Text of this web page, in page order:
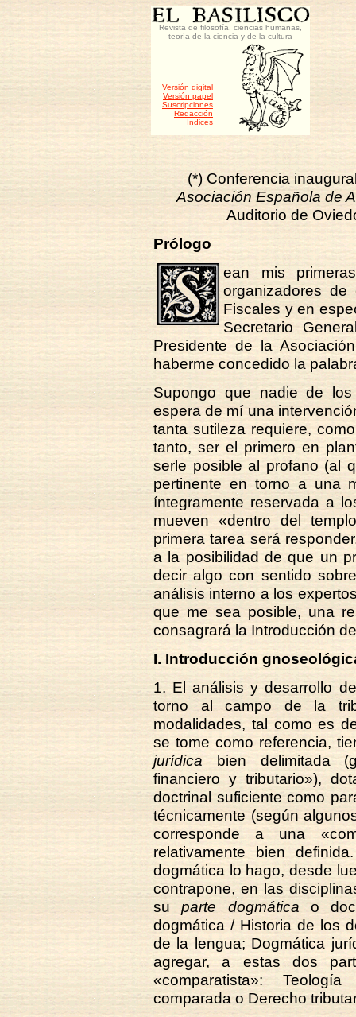
Revista de filosofía, ciencias humanas,
teoría de la ciencia y de la cultura
Versión digital
Versión papel
Suscripciones
Redacción
Índices
(*) Conferencia
Asociación Española de
Auditorio de
Prólogo
ean mis
organizadores de
Fiscales y en
Secretario
Presidente de la
haberme concedido la
Supongo que nadie de
espera de mí una
tanta sutileza requiere,
tanto, ser el primero en
serle posible al profano (al
pertinente en torno a una
íntegramente reservada a
mueven «dentro del
primera tarea será
a la posibilidad de que un
decir algo con sentido
análisis interno a los
que me sea posible, una
consagrará la Introducción
I. Introducción
1. El análisis y desarrollo
torno al campo de la
modalidades, tal como es
se tome como referencia,
jurídica bien delimitada
financiero y tributario»),
doctrinal suficiente como
técnicamente (según
corresponde a una
relativamente bien
dogmática lo hago, desde
contrapone, en las
suparte dogmática o
dogmática / Historia de los
de la lengua; Dogmática
agregar, a estas dos
«comparatista»:
comparada o Derecho